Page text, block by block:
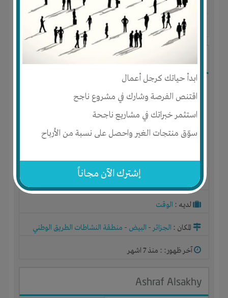
ابدأ حياتك كرجل أعمال
اقتنص الفرصة وشارك في مشروع ناجح
استثمر خبراتك في مشاريع ناجحة
سوّق منتجات الغير واحصل على نسبة من الأرباح
إشترك الآن مجاناً
المكان : المغرب- اكادير- انزكان
آخر ظهور: : منذ 7 اشهر
لديـه : الوقت
المكان : الجزائر- البيض - منطقة النشاطات الطريق الوطني
آخر ظهور: : منذ 7 اشهر
Ashraf Alsakhy